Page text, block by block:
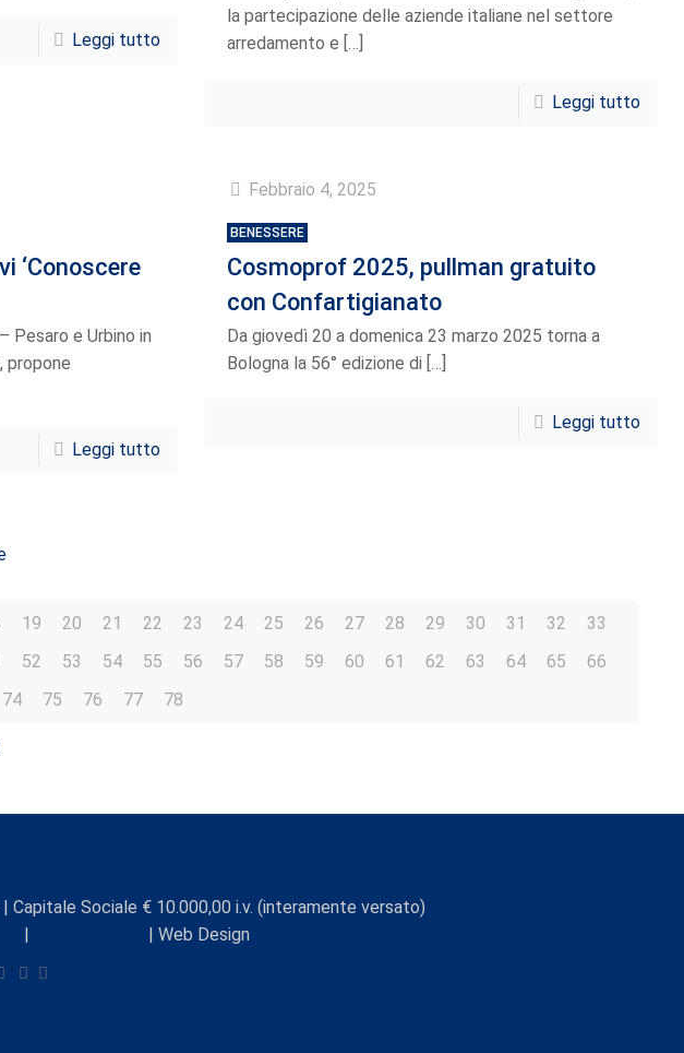
Leggi tutto
la partecipazione delle aziende italiane nel settore
arredamento e […]
Leggi tutto
‘Conoscere
Pesaro e Urbino in
propone
Leggi tutto
Febbraio 4, 2025
BENESSERE
Cosmoprof 2025, pullman gratuito
con Confartigianato
Da giovedì 20 a domenica 23 marzo 2025 torna a
Bologna la 56° edizione di […]
Leggi tutto
19 20 21 22 23 24 25 26 27 28 29 30 31 32
33
52 53 54 55 56 57 58 59 60 61 62 63 64 65
66
74 75 76 77 78
Capitale Sociale € 10.000,00 i.v. (interamente versato)
| | Web Design